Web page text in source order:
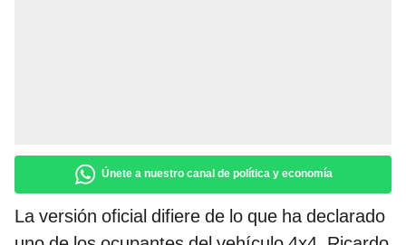
Únete a nuestro canal de política y economía
La versión oficial difiere de lo que ha declarado